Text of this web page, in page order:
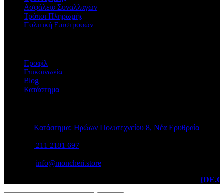
Ασφάλεια Συναλλαγών
Τρόποι Πληρωμής
Πολιτική Επιστροφών
Προφίλ
Επικοινωνία
Blog
Κατάστημα
Κατάστημα: Ηρώων Πολυτεχνείου 8, Νέα Ερυθραία
211 2181 697
info@moncheri.store